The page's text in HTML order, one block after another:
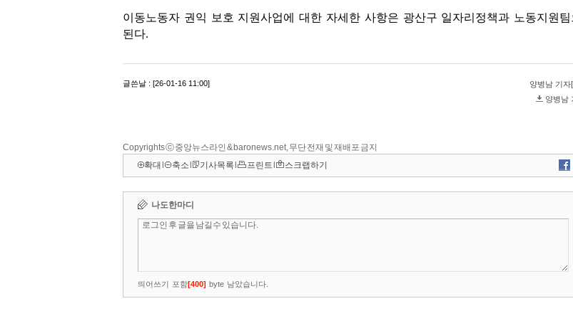
Copyrights ⓒ 중앙뉴스라인 & baronews.net, 무단 전재 및 재배포 금지
확대
축소 기사목록 프린트 스크랩하기